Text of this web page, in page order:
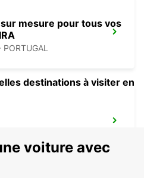
mesure pour tous vos
destinations à visiter en
voiture avec